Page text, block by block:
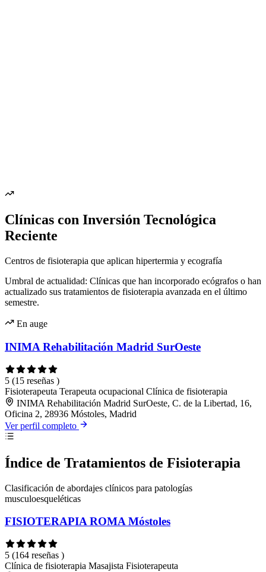
Clínicas con Inversión Tecnológica
Reciente
Centros de fisioterapia que aplican hipertermia y ecografía
Umbral de actualidad: Clínicas que han incorporado ecógrafos o han
actualizado sus tratamientos de fisioterapia avanzada en el último
semestre.
En auge
INIMA Rehabilitación Madrid SurOeste
5 (15 reseñas )
Fisioterapeuta Terapeuta ocupacional Clínica de fisioterapia
INIMA Rehabilitación Madrid SurOeste, C. de la Libertad, 16,
Oficina 2, 28936 Móstoles, Madrid
Ver perfil completo
Índice de Tratamientos de Fisioterapia
Clasificación de abordajes clínicos para patologías
musculoesqueléticas
FISIOTERAPIA ROMA Móstoles
5 (164 reseñas )
Clínica de fisioterapia Masajista Fisioterapeuta